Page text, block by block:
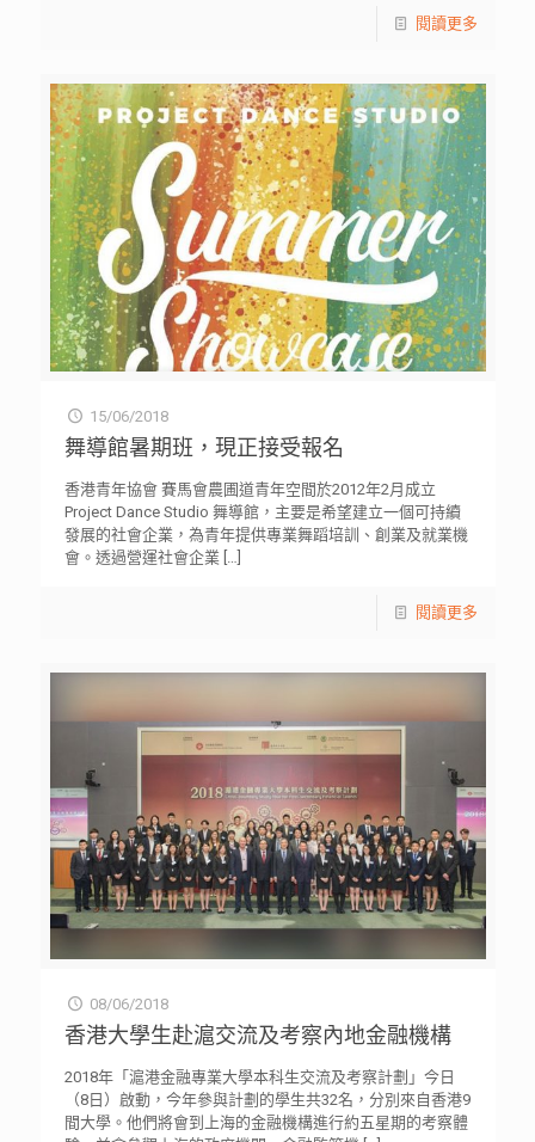
閱讀更多
15/06/2018
舞導館暑期班，現正接受報名
香港青年協會 賽馬會農圃道青年空間於2012年2月成立
Project Dance Studio 舞導館，主要是希望建立一個可持續
發展的社會企業，為青年提供專業舞蹈培訓、創業及就業機
會。透過營運社會企業[…]
閱讀更多
08/06/2018
香港大學生赴滬交流及考察內地金融機構
2018年「滬港金融專業大學本科生交流及考察計劃」今日
（8日）啟動，今年參與計劃的學生共32名，分別來自香港9
間大學。他們將會到上海的金融機構進行約五星期的考察體